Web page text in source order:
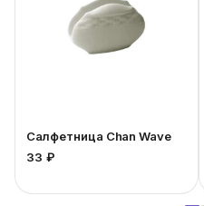
Салфетница Chan Wave
33 ₽